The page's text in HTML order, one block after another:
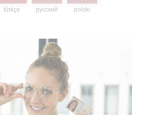
türkçe русский polski